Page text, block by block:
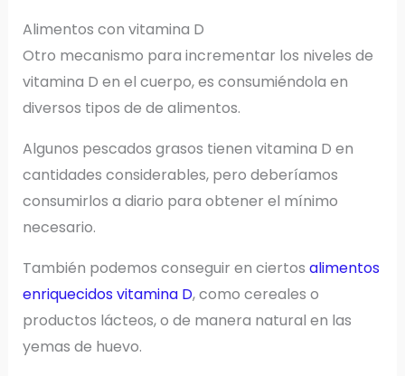
Alimentos con vitamina D
Otro mecanismo para incrementar los niveles de
vitamina D en el cuerpo, es consumiéndola en
diversos tipos de de alimentos.
Algunos pescados grasos tienen vitamina D en
cantidades considerables, pero deberíamos
consumirlos a diario para obtener el mínimo
necesario.
También podemos conseguir en ciertos alimentos
enriquecidos vitamina D, como cereales o
productos lácteos, o de manera natural en las
yemas de huevo.